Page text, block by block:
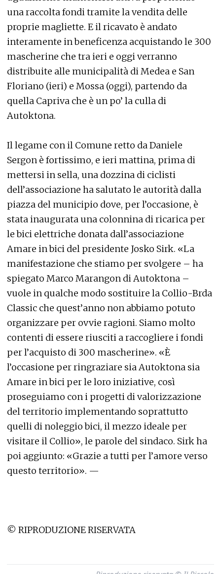
una raccolta fondi tramite la vendita delle
proprie magliette. E il ricavato è andato
interamente in beneficenza acquistando le 300
mascherine che tra ieri e oggi verranno
distribuite alle municipalità di Medea e San
Floriano (ieri) e Mossa (oggi), partendo da
quella Capriva che è un po’ la culla di
Autoktona.
Il legame con il Comune retto da Daniele
Sergon è fortissimo, e ieri mattina, prima di
mettersi in sella, una dozzina di ciclisti
dell’associazione ha salutato le autorità dalla
piazza del municipio dove, per l’occasione, è
stata inaugurata una colonnina di ricarica per
le bici elettriche donata dall’associazione
Amare in bici del presidente Josko Sirk. «La
manifestazione che stiamo per svolgere – ha
spiegato Marco Marangon di Autoktona –
vuole in qualche modo sostituire la Collio-Brda
Classic che quest’anno non abbiamo potuto
organizzare per ovvie ragioni. Siamo molto
contenti di essere riusciti a raccogliere i fondi
per l’acquisto di 300 mascherine». «È
l’occasione per ringraziare sia Autoktona sia
Amare in bici per le loro iniziative, così
proseguiamo con i progetti di valorizzazione
del territorio implementando soprattutto
quelli di noleggio bici, il mezzo ideale per
visitare il Collio», le parole del sindaco. Sirk ha
poi aggiunto: «Grazie a tutti per l’amore verso
questo territorio». —
© RIPRODUZIONE RISERVATA